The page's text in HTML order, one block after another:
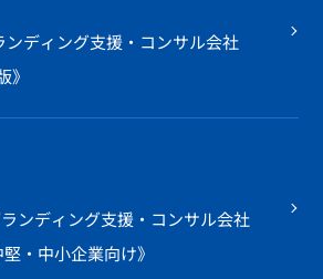
ディング支援・コンサル会社
》
ンディング支援・コンサル会社
・中小企業向け》